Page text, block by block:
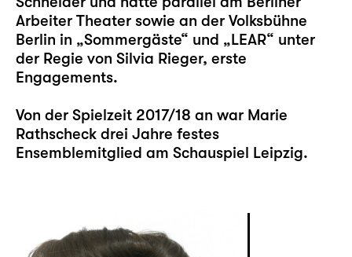
Arbeiter Theater sowie an der Volksbühne
Berlin in „Sommergäste“ und „LEAR“ unter
der Regie von Silvia Rieger, erste
Engagements.
Von der Spielzeit 2017/18 an war Marie
Rathscheck drei Jahre festes
Ensemblemitglied am Schauspiel Leipzig.